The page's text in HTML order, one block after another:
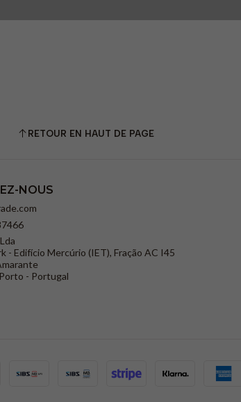
RETOUR EN HAUT DE PAGE
NOUS
- Edifício Mercúrio (IET), Fração AC I45
- Portugal